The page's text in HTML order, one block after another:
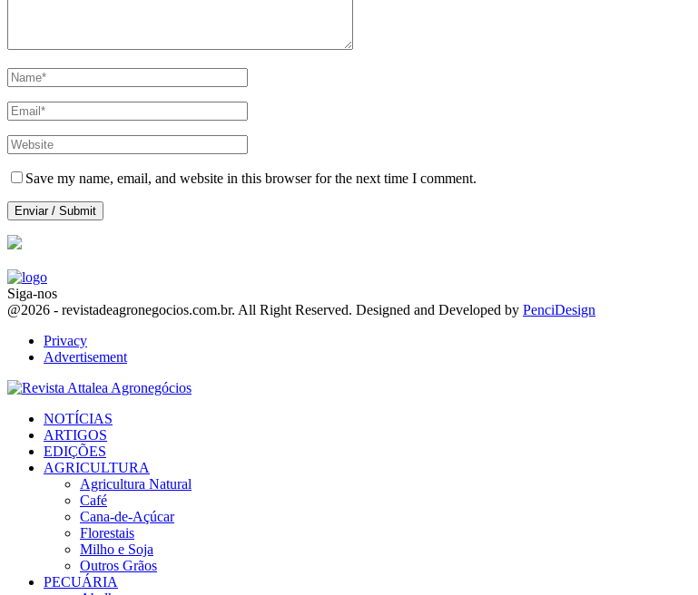
Save my name, email, and website in this browser for the next time I comment.
Siga-nos
Facebook
Twitter
Instagram
Linkedin
Youtube
Email
@2026 - revistadeagronegocios.com.br. All Right Reserved. Designed and Developed by PenciDesign
Privacy
Advertisement
NOTÍCIAS
ARTIGOS
EDIÇÕES
AGRICULTURA
Agricultura Natural
Café
Cana-de-Açúcar
Florestais
Milho e Soja
Outros Grãos
PECUÁRIA